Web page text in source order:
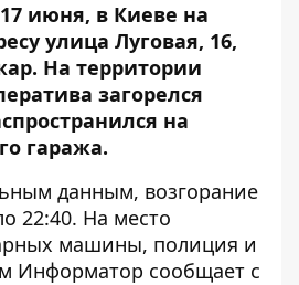
июня, в Киеве на
улица Луговая, 16,
На территории
загорелся
на
гаража.
данным, возгорание
22:40. На место
машины, полиция и
Информатор сообщает с